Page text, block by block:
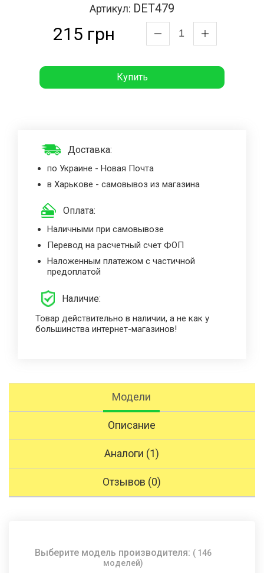
Артикул: DET479
215 грн
Купить
Доставка:
по Украине - Новая Почта
в Харькове - самовывоз из магазина
Оплата:
Наличными при самовывозе
Перевод на расчетный счет ФОП
Наложенным платежом с частичной
предоплатой
Наличие:
Товар действительно в наличии, а не как у
большинства интернет-магазинов!
Модели
Описание
Аналоги (1)
Отзывов (0)
Выберите модель производителя: ( 146
моделей)